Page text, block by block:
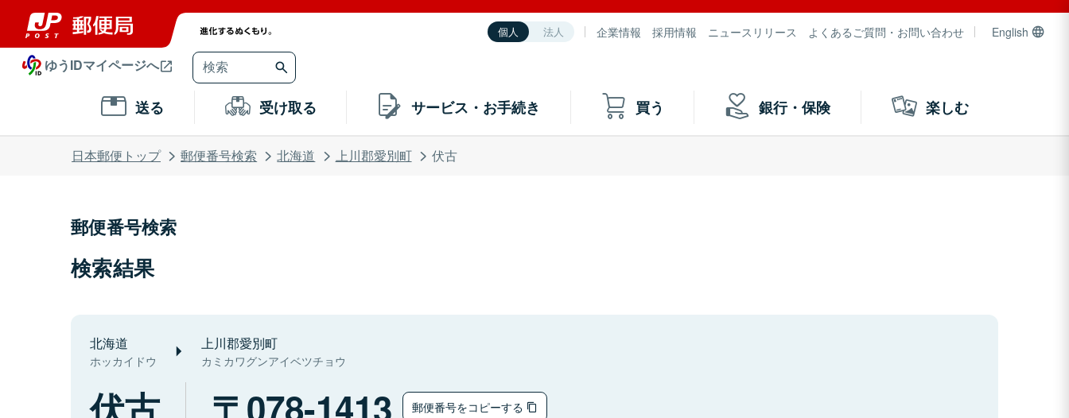
個人 法人 企業情報 採用情報 ニュースリリース よくあるご質問・お問い合わせ English
ゆうIDマイページへ
送る 受け取る サービス・お手続き 買う 銀行・保険 楽しむ
日本郵便トップ 郵便番号検索 北海道 上川郡愛別町 伏古
郵便番号検索
検索結果
北海道
ホッカイドウ
上川郡愛別町
カミカワグンアイベツチョウ
伏古 078-1413 郵便番号をコピーする